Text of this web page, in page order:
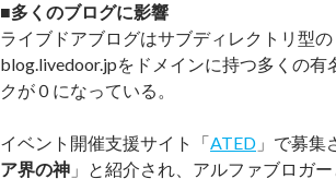
■多くのブログに影響
ライブドアブログはサブディレクトリ型
blog.livedoor.jpをドメインに持つ多くの
クが０になっている。
イベント開催支援サイト「ATED 」で募集
ア界の神 」と紹介され、アルファブロガ